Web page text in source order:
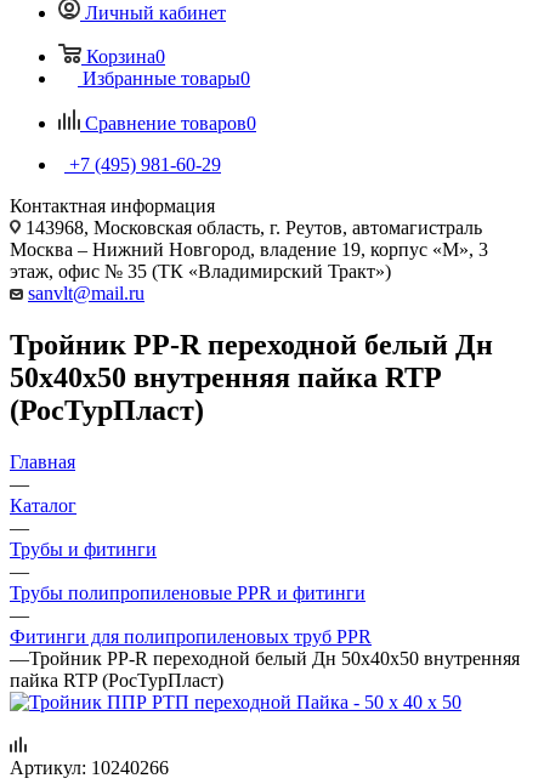
Личный кабинет
Корзина0
Избранные товары0
Сравнение товаров0
+7 (495) 981-60-29
Контактная информация
143968, Московская область, г. Реутов, автомагистраль
Москва – Нижний Новгород, владение 19, корпус «М», 3
этаж, офис № 35 (ТК «Владимирский Тракт»)
sanvlt@mail.ru
Тройник PP-R переходной белый Дн
50х40х50 внутренняя пайка RTP
(РосТурПласт)
Главная
—
Каталог
—
Трубы и фитинги
—
Трубы полипропиленовые PPR и фитинги
—
Фитинги для полипропиленовых труб PPR
—Тройник PP-R переходной белый Дн 50х40х50 внутренняя
пайка RTP (РосТурПласт)
Артикул: 10240266